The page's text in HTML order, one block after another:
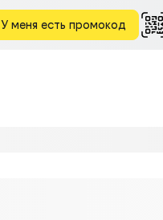
У меня есть промокод